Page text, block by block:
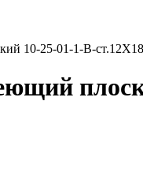
10-25-01-1-В-